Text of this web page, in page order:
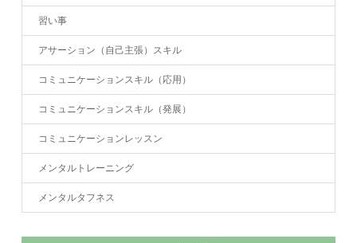
習い事
アサーション（自己主張）スキル
コミュニケーションスキル（応用）
コミュニケーションスキル（発展）
コミュニケーションレッスン
メンタルトレーニング
メンタルタフネス